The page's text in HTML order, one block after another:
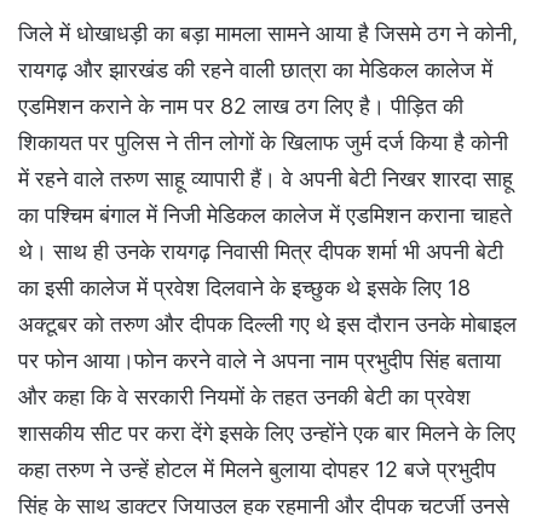
जिले में धोखाधड़ी का बड़ा मामला सामने आया है जिसमे ठग ने कोनी,
रायगढ़ और झारखंड की रहने वाली छात्रा का मेडिकल कालेज में
एडमिशन कराने के नाम पर 82 लाख ठग लिए है। पीड़ित की
शिकायत पर पुलिस ने तीन लोगों के खिलाफ जुर्म दर्ज किया है कोनी
में रहने वाले तरुण साहू व्यापारी हैं। वे अपनी बेटी निखर शारदा साहू
का पश्चिम बंगाल में निजी मेडिकल कालेज में एडमिशन कराना चाहते
थे। साथ ही उनके रायगढ़ निवासी मित्र दीपक शर्मा भी अपनी बेटी
का इसी कालेज में प्रवेश दिलवाने के इच्छुक थे इसके लिए 18
अक्टूबर को तरुण और दीपक दिल्ली गए थे इस दौरान उनके मोबाइल
पर फोन आया।फोन करने वाले ने अपना नाम प्रभुदीप सिंह बताया
और कहा कि वे सरकारी नियमों के तहत उनकी बेटी का प्रवेश
शासकीय सीट पर करा देंगे इसके लिए उन्होंने एक बार मिलने के लिए
कहा तरुण ने उन्हें होटल में मिलने बुलाया दोपहर 12 बजे प्रभुदीप
सिंह के साथ डाक्टर जियाउल हक रहमानी और दीपक चटर्जी उनसे